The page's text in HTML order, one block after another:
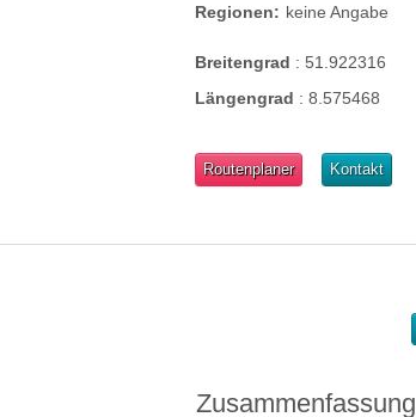
Regionen: keine Angabe
Breitengrad :51.922316
Längengrad :8.575468
Routenplaner Kontakt
Zusammenfassung